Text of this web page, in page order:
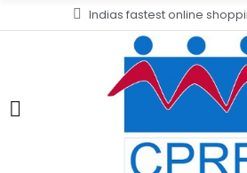
Indias fastest online